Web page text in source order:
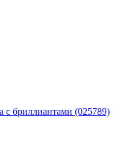
с бриллиантами (025789)